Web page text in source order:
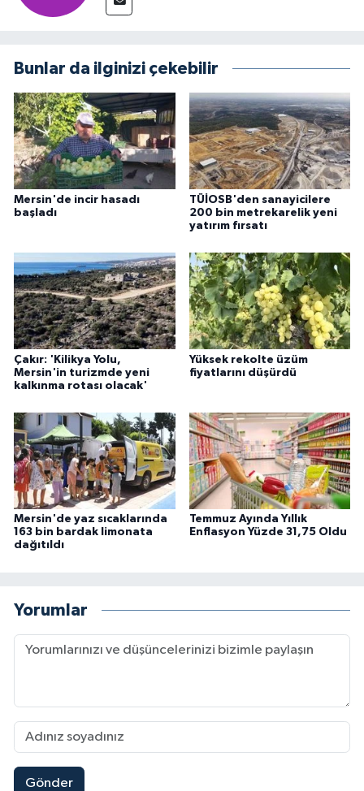
Bunlar da ilginizi çekebilir
Mersin'de incir hasadı
başladı
TÜİOSB'den sanayicilere
200 bin metrekarelik yeni
yatırım fırsatı
Çakır: 'Kilikya Yolu,
Mersin'in turizmde yeni
kalkınma rotası olacak'
Yüksek rekolte üzüm
fiyatlarını düşürdü
Mersin'de yaz sıcaklarında
163 bin bardak limonata
dağıtıldı
Temmuz Ayında Yıllık
Enflasyon Yüzde 31,75 Oldu
Yorumlar
Gönder